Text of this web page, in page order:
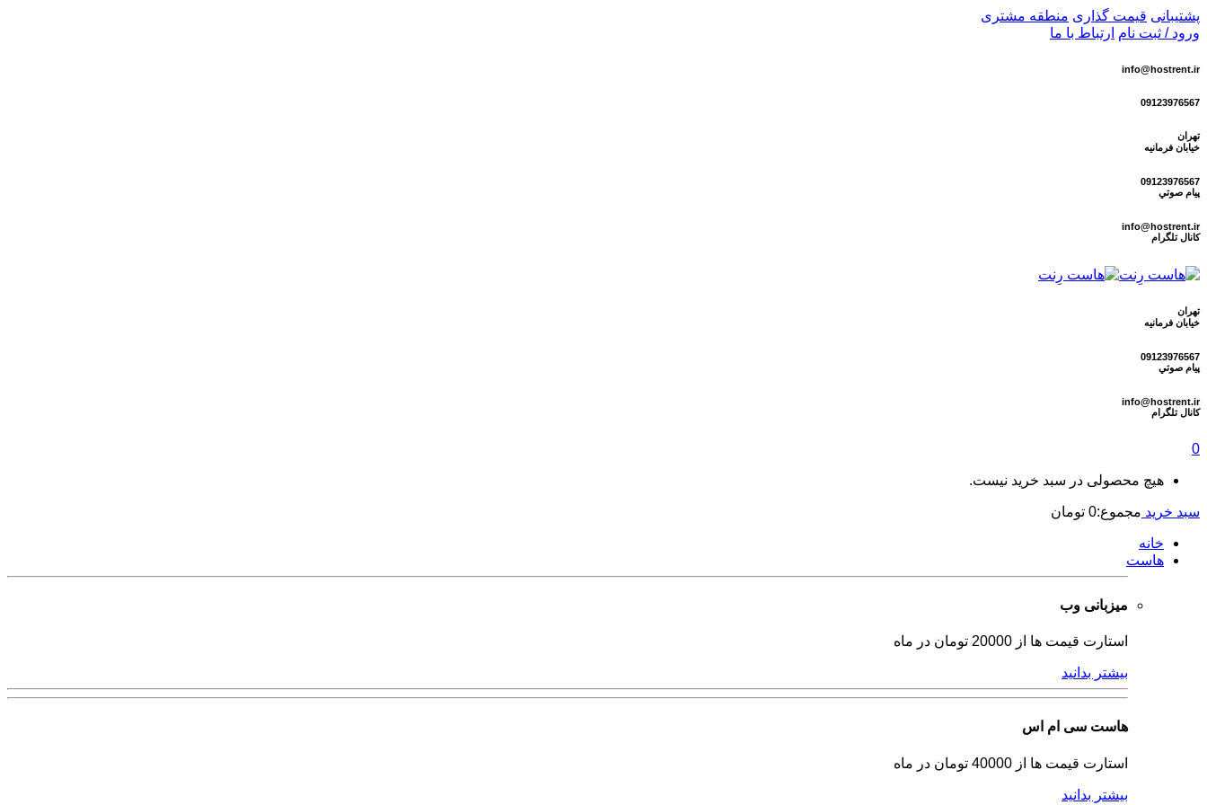
پشتیبانی قیمت گذاری منطقه مشتری
ورود / ثبت نام ارتباط با ما
info@hostrent.ir
09123976567
تهران
خیابان فرمانيه
09123976567
پيام صوتي
info@hostrent.ir
كانال تلگرام
تهران
خیابان فرمانيه
09123976567
پيام صوتي
info@hostrent.ir
كانال تلگرام
0
هیچ محصولی در سبد خرید نیست.
سبد خرید مجموع:0 تومان
خانه
هاست
میزبانی وب
استارت قیمت ها از 20000 تومان در ماه
بیشتر بدانید
هاست سی ام اس
استارت قیمت ها از 40000 تومان در ماه
بیشتر بدانید